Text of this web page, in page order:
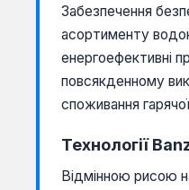
Забезпечення
асортименту
енергоефективні
повсякденному
споживання
Технології
Відмінною рисою